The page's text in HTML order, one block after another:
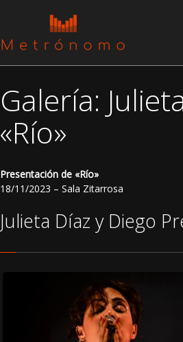
Galería:
«Río»
Presentación de «Río»
18/11/2023 – Sala Zitarrosa
Julieta Díaz y Diego